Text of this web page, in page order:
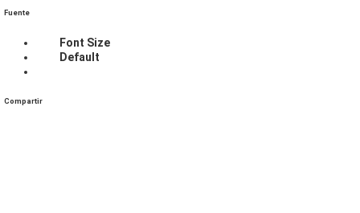
Fuente
Font Size
Default
Compartir